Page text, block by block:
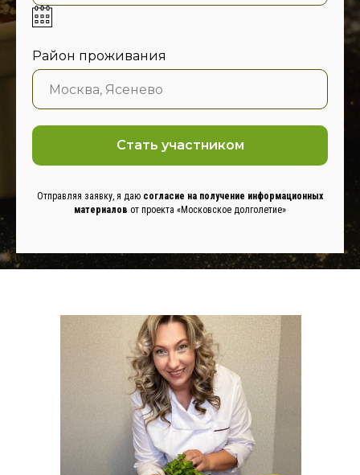
Район проживания
Стать участником
Отправляя заявку, я даю согласие на получение информационных
материалов от проекта «Московское долголетие»